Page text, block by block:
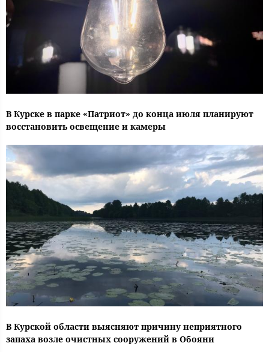
В Курске в парке «Патриот» до конца июля планируют
восстановить освещение и камеры
В Курской области выясняют причину неприятного
запаха возле очистных сооружений в Обояни